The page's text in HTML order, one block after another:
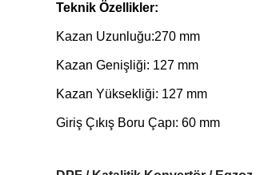
Teknik Özellikler:
Kazan Uzunluğu:270 mm
Kazan Genişliği: 127 mm
Kazan Yüksekliği: 127 mm
Giriş Çıkış Boru Çapı: 60 mm